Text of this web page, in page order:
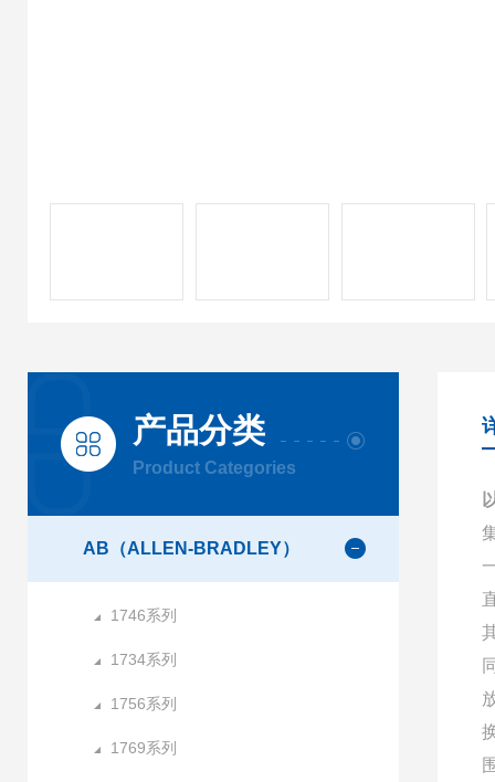
产品分类
Product Categories
AB（ALLEN-BRADLEY）
1746系列
1734系列
1756系列
1769系列